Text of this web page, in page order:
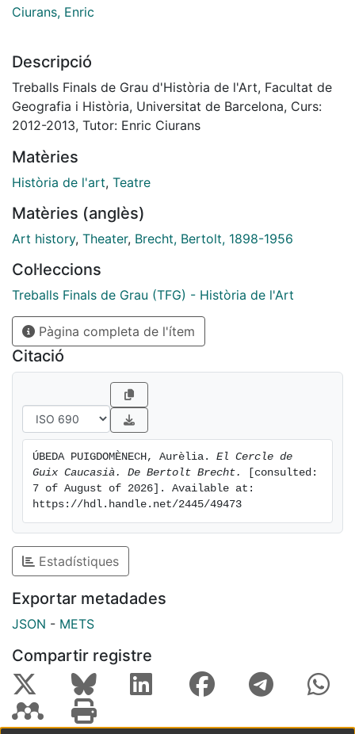
Ciurans, Enric
Descripció
Treballs Finals de Grau d'Història de l'Art, Facultat de
Geografia i Història, Universitat de Barcelona, Curs:
2012-2013, Tutor: Enric Ciurans
Matèries
Història de l'art, Teatre
Matèries (anglès)
Art history, Theater, Brecht, Bertolt, 1898-1956
Col·leccions
Treballs Finals de Grau (TFG) - Història de l'Art
Pàgina completa de l'ítem
Citació
ÚBEDA PUIGDOMÈNECH, Aurèlia. El Cercle de
Guix Caucasià. De Bertolt Brecht.
[consulted:
7 of August of 2026]. Available at:
https://hdl.handle.net/2445/49473
Estadístiques
Exportar metadades
JSON - METS
Compartir registre